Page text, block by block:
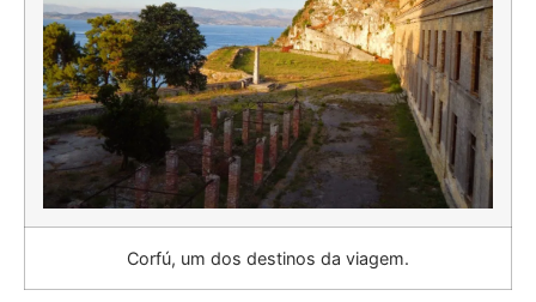
Corfú, um dos destinos da viagem.